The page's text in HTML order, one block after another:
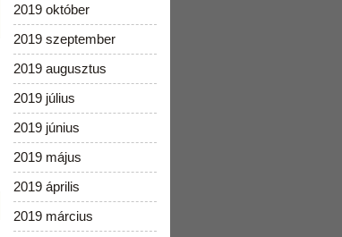
2019 október
2019 szeptember
2019 augusztus
2019 július
2019 június
2019 május
2019 április
2019 március